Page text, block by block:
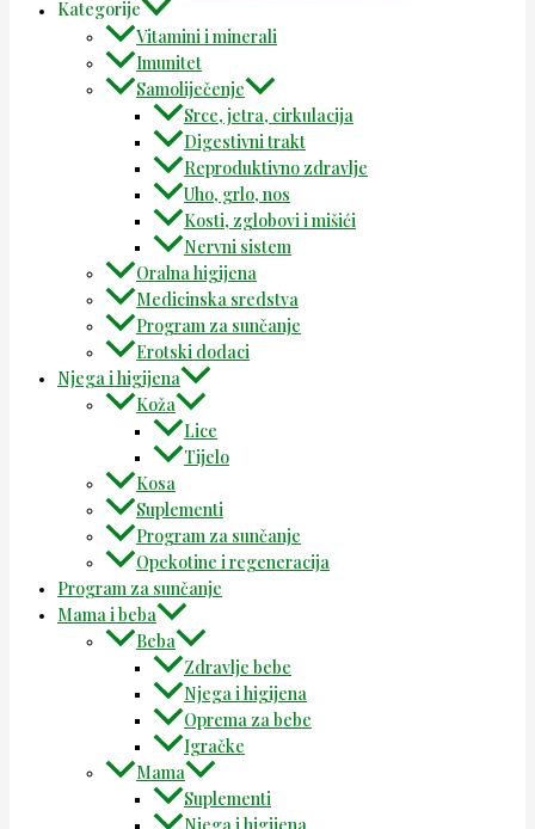
Kategorije
Vitamini i minerali
Imunitet
Samoliječenje
Srce, jetra, cirkulacija
Digestivni trakt
Reproduktivno zdravlje
Uho, grlo, nos
Kosti, zglobovi i mišići
Nervni sistem
Oralna higijena
Medicinska sredstva
Program za sunčanje
Erotski dodaci
Njega i higijena
Koža
Lice
Tijelo
Kosa
Suplementi
Program za sunčanje
Opekotine i regeneracija
Program za sunčanje
Mama i beba
Beba
Zdravlje bebe
Njega i higijena
Oprema za bebe
Igračke
Mama
Suplementi